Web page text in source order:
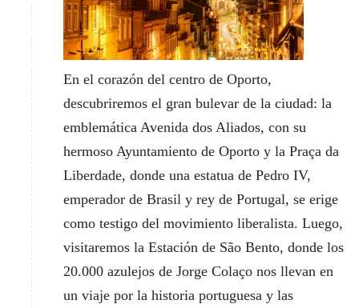
En el corazón del centro de Oporto,
descubriremos el gran bulevar de la ciudad: la
emblemática Avenida dos Aliados, con su
hermoso Ayuntamiento de Oporto y la Praça da
Liberdade, donde una estatua de Pedro IV,
emperador de Brasil y rey de Portugal, se erige
como testigo del movimiento liberalista. Luego,
visitaremos la Estación de São Bento, donde los
20.000 azulejos de Jorge Colaço nos llevan en
un viaje por la historia portuguesa y las